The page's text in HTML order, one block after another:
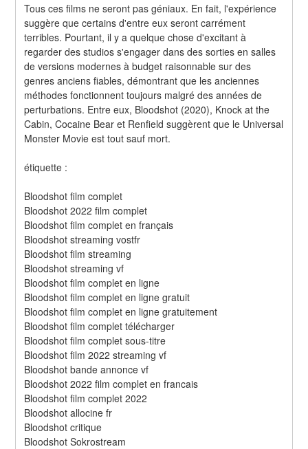
Tous ces films ne seront pas géniaux. En fait, l'expérience
suggère que certains d'entre eux seront carrément
terribles. Pourtant, il y a quelque chose d'excitant à
regarder des studios s'engager dans des sorties en salles
de versions modernes à budget raisonnable sur des
genres anciens fiables, démontrant que les anciennes
méthodes fonctionnent toujours malgré des années de
perturbations. Entre eux, Bloodshot (2020), Knock at the
Cabin, Cocaine Bear et Renfield suggèrent que le Universal
Monster Movie est tout sauf mort.
étiquette :
Bloodshot film complet
Bloodshot 2022 film complet
Bloodshot film complet en français
Bloodshot streaming vostfr
Bloodshot film streaming
Bloodshot streaming vf
Bloodshot film complet en ligne
Bloodshot film complet en ligne gratuit
Bloodshot film complet en ligne gratuitement
Bloodshot film complet télécharger
Bloodshot film complet sous-titre
Bloodshot film 2022 streaming vf
Bloodshot bande annonce vf
Bloodshot 2022 film complet en francais
Bloodshot film complet 2022
Bloodshot allocine fr
Bloodshot critique
Bloodshot Sokrostream